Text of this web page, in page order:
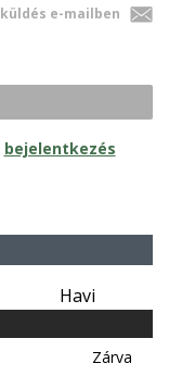
küldés e-mailben
bejelentkezés
Havi
Zárva